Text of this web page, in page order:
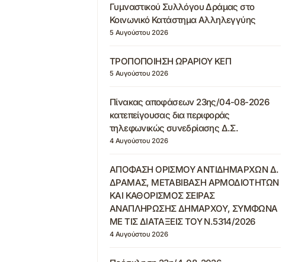
Γυμναστικού Συλλόγου Δράμας στο
Κοινωνικό Κατάστημα Αλληλεγγύης
5 Αυγούστου 2026
ΤΡΟΠΟΠΟΙΗΣΗ ΩΡΑΡΙΟΥ ΚΕΠ
5 Αυγούστου 2026
Πίνακας αποφάσεων 23ης/04-08-2026
κατεπείγουσας δια περιφοράς
τηλεφωνικώς συνεδρίασης Δ.Σ.
4 Αυγούστου 2026
ΑΠΟΦΑΣΗ ΟΡΙΣΜΟΥ ΑΝΤΙΔΗΜΑΡΧΩΝ Δ.
ΔΡΑΜΑΣ, ΜΕΤΑΒΙΒΑΣΗ ΑΡΜΟΔΙΟΤΗΤΩΝ
ΚΑΙ ΚΑΘΟΡΙΣΜΟΣ ΣΕΙΡΑΣ
ΑΝΑΠΛΗΡΩΣΗΣ ΔΗΜΑΡΧΟΥ, ΣΥΜΦΩΝΑ
ΜΕ ΤΙΣ ΔΙΑΤΑΞΕΙΣ ΤΟΥ Ν.5314/2026
4 Αυγούστου 2026